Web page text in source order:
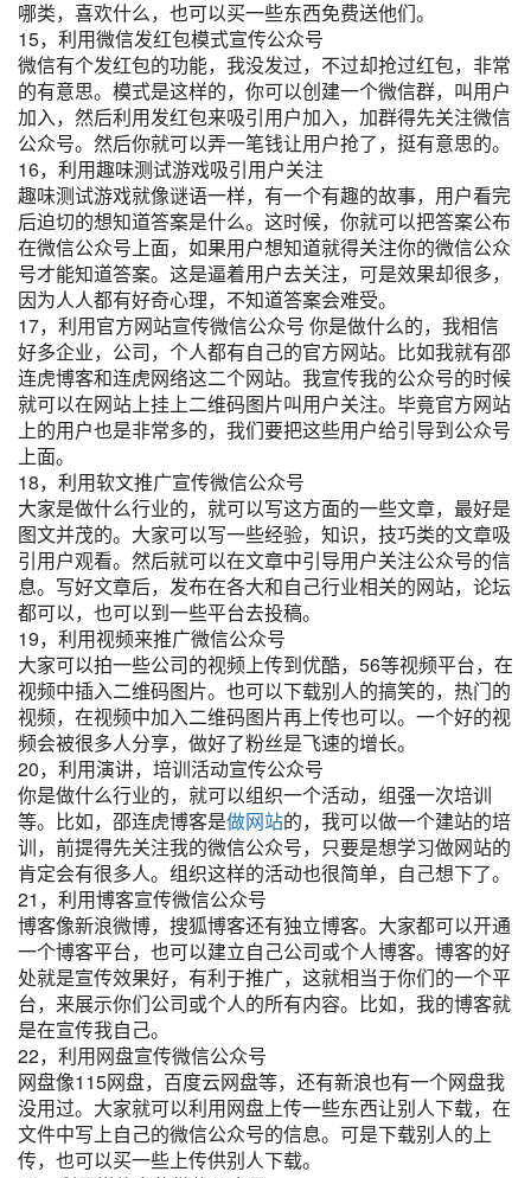
哪类，喜欢什么，也可以买一些东西免费送他们。
15，利用微信发红包模式宣传公众号
微信有个发红包的功能，我没发过，不过却抢过红包，非常
的有意思。模式是这样的，你可以创建一个微信群，叫用户
加入，然后利用发红包来吸引用户加入，加群得先关注微信
公众号。然后你就可以弄一笔钱让用户抢了，挺有意思的。
16，利用趣味测试游戏吸引用户关注
趣味测试游戏就像谜语一样，有一个有趣的故事，用户看完
后迫切的想知道答案是什么。这时候，你就可以把答案公布
在微信公众号上面，如果用户想知道就得关注你的微信公众
号才能知道答案。这是逼着用户去关注，可是效果却很多，
因为人人都有好奇心理，不知道答案会难受。
17，利用官方网站宣传微信公众号 你是做什么的，我相信
好多企业，公司，个人都有自己的官方网站。比如我就有邵
连虎博客和连虎网络这二个网站。我宣传我的公众号的时候
就可以在网站上挂上二维码图片叫用户关注。毕竟官方网站
上的用户也是非常多的，我们要把这些用户给引导到公众号
上面。
18，利用软文推广宣传微信公众号
大家是做什么行业的，就可以写这方面的一些文章，最好是
图文并茂的。大家可以写一些经验，知识，技巧类的文章吸
引用户观看。然后就可以在文章中引导用户关注公众号的信
息。写好文章后，发布在各大和自己行业相关的网站，论坛
都可以，也可以到一些平台去投稿。
19，利用视频来推广微信公众号
大家可以拍一些公司的视频上传到优酷，56等视频平台，在
视频中插入二维码图片。也可以下载别人的搞笑的，热门的
视频，在视频中加入二维码图片再上传也可以。一个好的视
频会被很多人分享，做好了粉丝是飞速的增长。
20，利用演讲，培训活动宣传公众号
你是做什么行业的，就可以组织一个活动，组强一次培训
等。比如，邵连虎博客是做网站的，我可以做一个建站的培
训，前提得先关注我的微信公众号，只要是想学习做网站的
肯定会有很多人。组织这样的活动也很简单，自己想下了。
21，利用博客宣传微信公众号
博客像新浪微博，搜狐博客还有独立博客。大家都可以开通
一个博客平台，也可以建立自己公司或个人博客。博客的好
处就是宣传效果好，有利于推广，这就相当于你们的一个平
台，来展示你们公司或个人的所有内容。比如，我的博客就
是在宣传我自己。
22，利用网盘宣传微信公众号
网盘像115网盘，百度云网盘等，还有新浪也有一个网盘我
没用过。大家就可以利用网盘上传一些东西让别人下载，在
文件中写上自己的微信公众号的信息。可是下载别人的上
传，也可以买一些上传供别人下载。